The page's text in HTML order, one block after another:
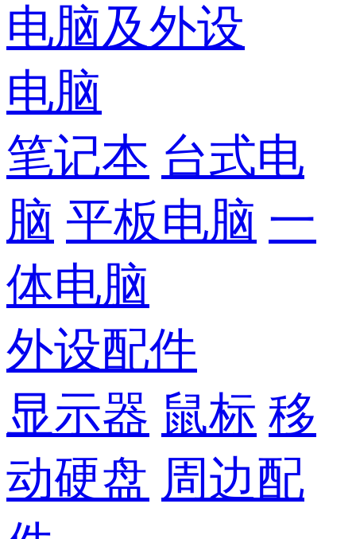
电脑及外设
电脑
笔记本 台式电
脑 平板电脑 一
体电脑
外设配件
显示器 鼠标 移
动硬盘 周边配